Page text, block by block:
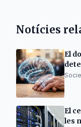
Notícies
El
El
les